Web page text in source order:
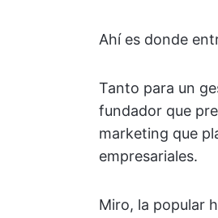
Ahí es donde
Tanto para un
fundador que
marketing que
empresariales.
Miro, la popular